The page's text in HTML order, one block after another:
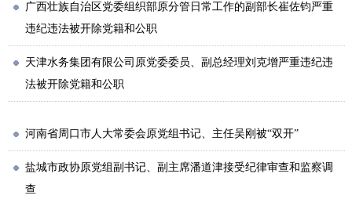
广西壮族自治区党委组织部原分管日常工作的副部长崔佐钧严重
违纪违法被开除党籍和公职
天津水务集团有限公司原党委委员、副总经理刘克增严重违纪违
法被开除党籍和公职
河南省周口市人大常委会原党组书记、主任吴刚被“双开”
盐城市政协原党组副书记、副主席潘道津接受纪律审查和监察调
查